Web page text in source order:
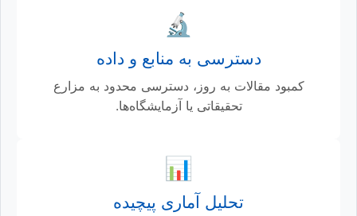
🔬
دسترسی به منابع و داده
کمبود مقالات به روز، دسترسی محدود به مزارع
تحقیقاتی یا آزمایشگاه‌ها.
📊
تحلیل آماری پیچیده